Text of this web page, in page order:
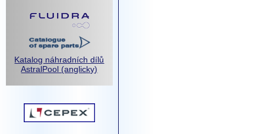
Katalog náhradních dílů
AstralPool (anglicky)